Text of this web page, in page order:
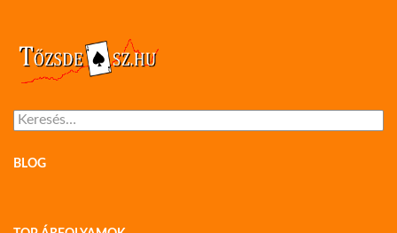
Keresés:
BLOG